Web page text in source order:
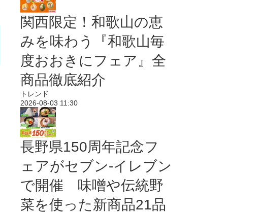
関西限定！和歌山の恵
みを味わう『和歌山毎
度おおきにフェア』全
商品徹底紹介
トレンド
2026-08-03 11:30
長野県150周年記念フ
ェアがセブン-イレブン
で開催 味噌や伝統野
菜を使った新商品21品